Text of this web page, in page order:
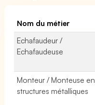
Nom du métier
Echafaudeur /
Echafaudeuse
Monteur / Monteuse en
structures métalliques